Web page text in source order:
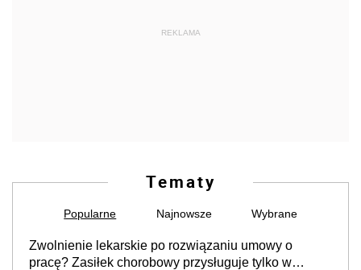
REKLAMA
Tematy
Popularne Najnowsze Wybrane
Zwolnienie lekarskie po rozwiązaniu umowy o
pracę? Zasiłek chorobowy przysługuje tylko w